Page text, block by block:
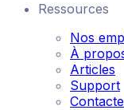
Ressources
Nos
À
Articles
Support